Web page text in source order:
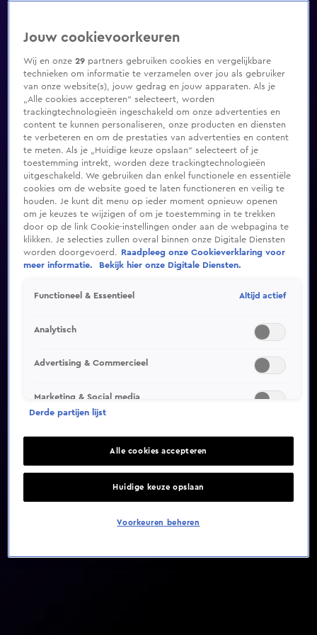
Video helaas niet gevonden
Jouw cookievoorkeuren
Wij en onze29 partners gebruiken cookies en vergelijkbare
technieken om informatie te verzamelen over jou als gebruiker
van onze website(s), jouw gedrag en jouw apparaten. Als je
„Alle cookies accepteren” selecteert, worden
trackingtechnologieën ingeschakeld om onze advertenties en
content te kunnen personaliseren, onze producten en diensten
te verbeteren en om de prestaties van advertenties en content
te meten. Als je „Huidige keuze opslaan” selecteert of je
toestemming intrekt, worden deze trackingtechnologieën
uitgeschakeld. We gebruiken dan enkel functionele en essentiële
cookies om de website goed te laten functioneren en veilig te
houden. Je kunt dit menu op ieder moment opnieuw openen
om je keuzes te wijzigen of om je toestemming in te trekken
door op de link Cookie-instellingen onder aan de webpagina te
klikken. Je selecties zullen overal binnen onze Digitale Diensten
worden doorgevoerd.
Raadpleeg onze Cookieverklaring voor
meer informatie.
Bekijk hier onze Digitale Diensten.
Functioneel & Essentieel Altijd actief
Analytisch
Advertising & Commercieel
Marketing & Social media
Derde partijen lijst
Alle cookies accepteren
Huidige keuze opslaan
Voorkeuren beheren